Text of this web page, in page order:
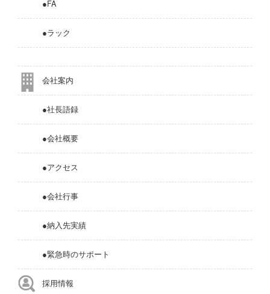
●FA
●ラック
会社案内
●社長語録
●会社概要
●アクセス
●会社行事
●納入先実績
●緊急時のサポート
採用情報